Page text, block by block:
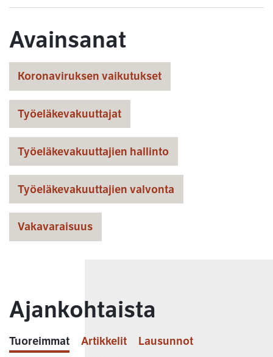
Avainsanat
Koronaviruksen vaikutukset
Työeläkevakuuttajat
Työeläkevakuuttajien hallinto
Työeläkevakuuttajien valvonta
Vakavaraisuus
Ajankohtaista
Tuoreimmat Artikkelit
Lausunnot